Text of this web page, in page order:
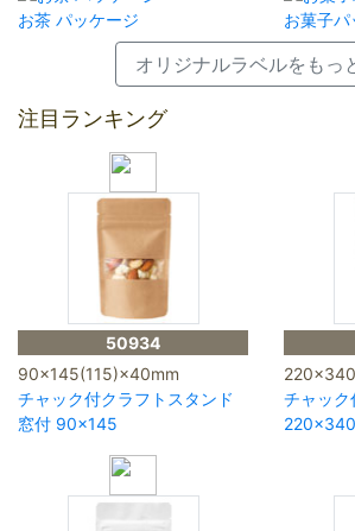
お茶 パッケージ お菓子パ
オリジナルラベルをもっ
注目ランキング
50934
90×145(115)×40mm
チャック付クラフトスタンド
窓付 90×145
チャック
220×340